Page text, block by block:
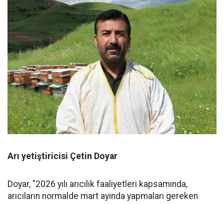
Arı yetiştiricisi Çetin Doyar
Doyar, "2026 yılı arıcılık faaliyetleri kapsamında,
arıcıların normalde mart ayında yapmaları gereken